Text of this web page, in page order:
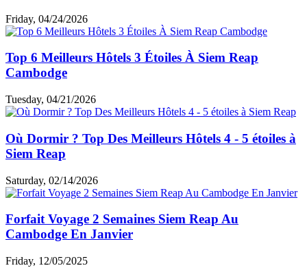
Friday, 04/24/2026
Top 6 Meilleurs Hôtels 3 Étoiles À Siem Reap
Cambodge
Tuesday, 04/21/2026
Où Dormir ? Top Des Meilleurs Hôtels 4 - 5 étoiles à
Siem Reap
Saturday, 02/14/2026
Forfait Voyage 2 Semaines Siem Reap Au
Cambodge En Janvier
Friday, 12/05/2025